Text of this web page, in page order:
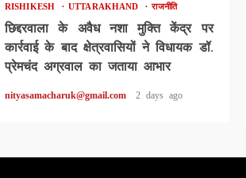
RISHIKESH UTTARAKHAND राजनीति
छिद्दरवाला के अवैध नशा मुक्ति केंद्र पर
कार्रवाई के बाद क्षेत्रवासियों ने विधायक डॉ.
प्रेमचंद अग्रवाल का जताया आभार
nityasamacharuk@gmail.com 2 days ago